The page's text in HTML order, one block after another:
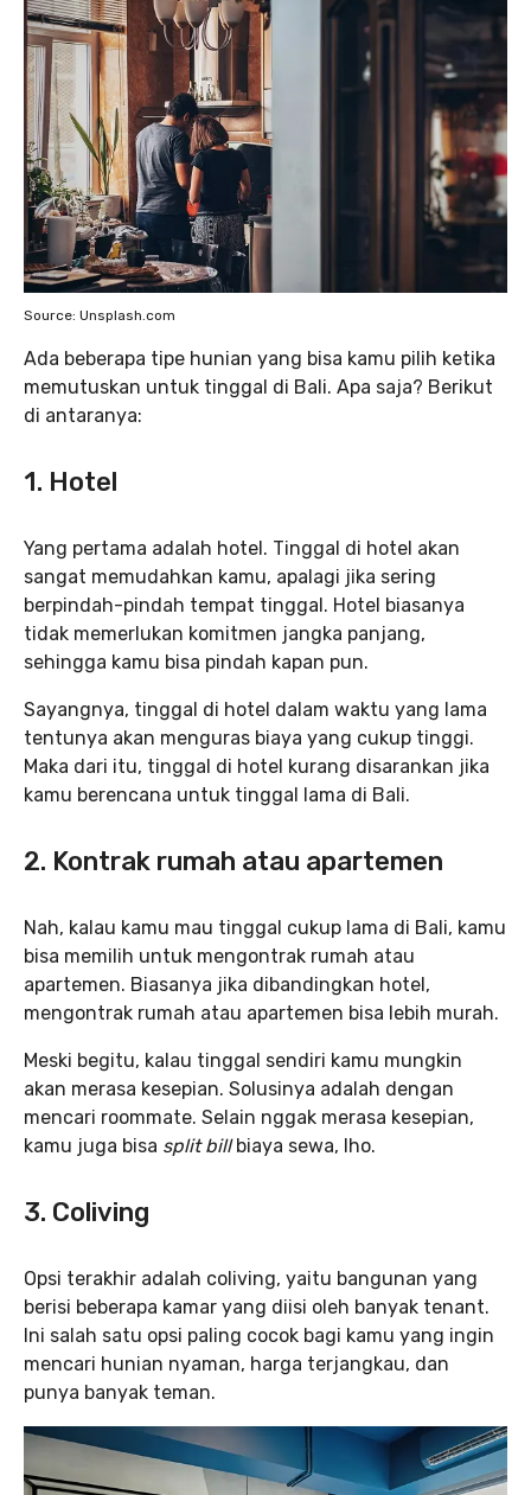
Source: Unsplash.com
Ada beberapa tipe hunian yang bisa kamu pilih ketika
memutuskan untuk tinggal di Bali. Apa saja? Berikut
di antaranya:
1. Hotel
Yang pertama adalah hotel. Tinggal di hotel akan
sangat memudahkan kamu, apalagi jika sering
berpindah-pindah tempat tinggal. Hotel biasanya
tidak memerlukan komitmen jangka panjang,
sehingga kamu bisa pindah kapan pun.
Sayangnya, tinggal di hotel dalam waktu yang lama
tentunya akan menguras biaya yang cukup tinggi.
Maka dari itu, tinggal di hotel kurang disarankan jika
kamu berencana untuk tinggal lama di Bali.
2. Kontrak rumah atau apartemen
Nah, kalau kamu mau tinggal cukup lama di Bali, kamu
bisa memilih untuk mengontrak rumah atau
apartemen. Biasanya jika dibandingkan hotel,
mengontrak rumah atau apartemen bisa lebih murah.
Meski begitu, kalau tinggal sendiri kamu mungkin
akan merasa kesepian. Solusinya adalah dengan
mencari roommate. Selain nggak merasa kesepian,
kamu juga bisa split billbiaya sewa, lho.
3. Coliving
Opsi terakhir adalah coliving, yaitu bangunan yang
berisi beberapa kamar yang diisi oleh banyak tenant.
Ini salah satu opsi paling cocok bagi kamu yang ingin
mencari hunian nyaman, harga terjangkau, dan
punya banyak teman.